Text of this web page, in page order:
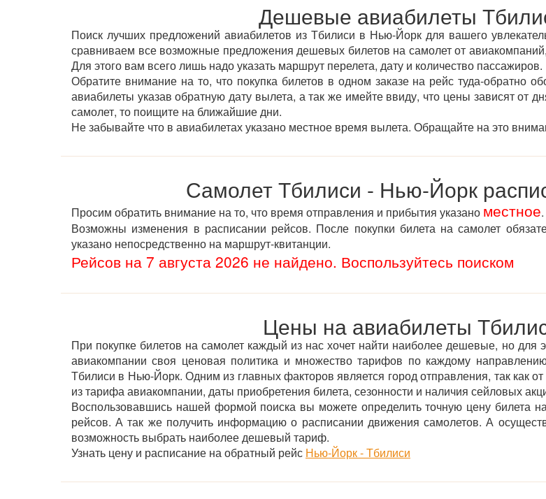
Дешевые авиабилеты
Поиск лучших предложений авиабилетов из Тбилиси в Нью-Йорк для вашего
сравниваем все возможные предложения дешевых билетов на самолет от
Для этого вам всего лишь надо указать маршрут перелета, дату и количество пассажиров.
Обратите внимание на то, что покупка билетов в одном заказе на рейс туда-обратно
авиабилеты указав обратную дату вылета, а так же имейте ввиду, что цены зависят
самолет, то поищите на ближайшие дни.
Не забывайте что в авиабилетах указано местное время вылета. Обращайте на это
Самолет Тбилиси - Нью-Йорк
Просим обратить внимание на то, что время отправления и прибытия указано местное.
Возможны изменения в расписании рейсов. После покупки билета на самолет
указано непосредственно на маршрут-квитанции.
Рейсов на 7 августа 2026 не найдено. Воспользуйтесь поиском
Цены на авиабилеты
При покупке билетов на самолет каждый из нас хочет найти наиболее дешевые, но для
авиакомпании своя ценовая политика и множество тарифов по каждому
Тбилиси в Нью-Йорк. Одним из главных факторов является город отправления, так как
из тарифа авиакомпании, даты приобретения билета, сезонности и наличия сейловых
Воспользовавшись нашей формой поиска вы можете определить точную цену билета
рейсов. А так же получить информацию о расписании движения самолетов. А
возможность выбрать наиболее дешевый тариф.
Узнать цену и расписание на обратный рейс Нью-Йорк - Тбилиси